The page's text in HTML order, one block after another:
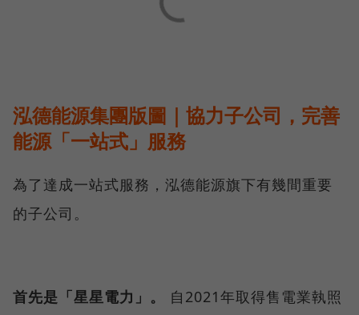
泓德能源集團版圖｜協力子公司，完善
能源「一站式」服務
為了達成一站式服務，泓德能源旗下有幾間重要
的子公司。
首先是「星星電力」。
自2021年取得售電業執照